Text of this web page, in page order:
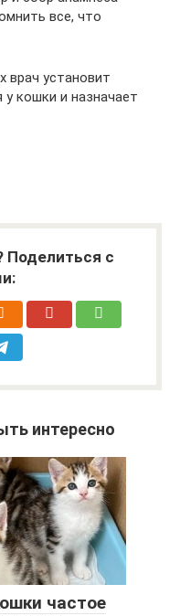
все, что
врач установит
у кошки и назначает
Поделиться с
интересно
частое